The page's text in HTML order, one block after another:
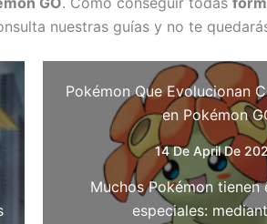
nuestras guías y no te
Pokémon Que Evolucionan
en Pokémon
14 De April De
Muchos Pokémon tienen
especiales: